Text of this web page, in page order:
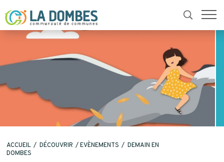
ACCUEIL DÉCOUVRIR EVÈNEMENTS
DEMAIN EN
DOMBES